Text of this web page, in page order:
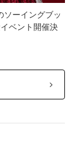
ソーイングブッ
ベント開催決